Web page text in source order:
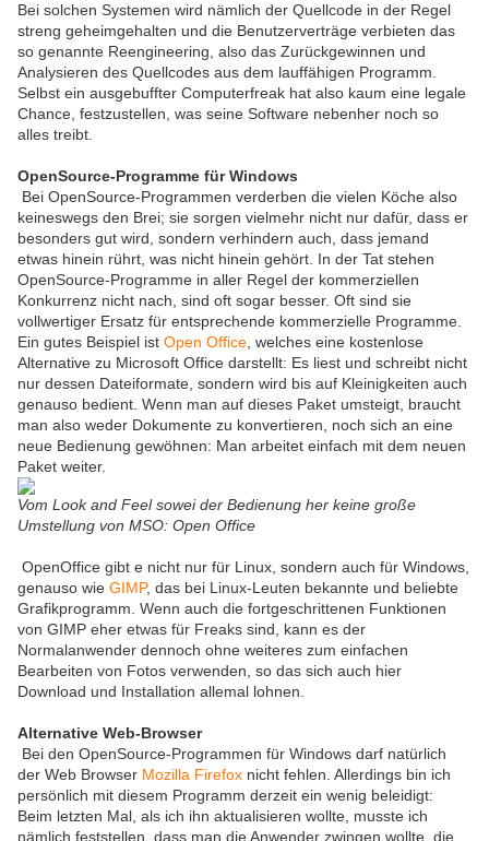
Bei solchen Systemen wird nämlich der Quellcode in der Regel
streng geheimgehalten und die Benutzerverträge verbieten das
so genannte Reengineering, also das Zurückgewinnen und
Analysieren des Quellcodes aus dem lauffähigen Programm.
Selbst ein ausgebuffter Computerfreak hat also kaum eine legale
Chance, festzustellen, was seine Software nebenher noch so
alles treibt.
OpenSource-Programme für Windows
Bei OpenSource-Programmen verderben die vielen Köche also
keineswegs den Brei; sie sorgen vielmehr nicht nur dafür, dass er
besonders gut wird, sondern verhindern auch, dass jemand
etwas hinein rührt, was nicht hinein gehört. In der Tat stehen
OpenSource-Programme in aller Regel der kommerziellen
Konkurrenz nicht nach, sind oft sogar besser. Oft sind sie
vollwertiger Ersatz für entsprechende kommerzielle Programme.
Ein gutes Beispiel ist Open Office , welches eine kostenlose
Alternative zu Microsoft Office darstellt: Es liest und schreibt nicht
nur dessen Dateiformate, sondern wird bis auf Kleinigkeiten auch
genauso bedient. Wenn man auf dieses Paket umsteigt, braucht
man also weder Dokumente zu konvertieren, noch sich an eine
neue Bedienung gewöhnen: Man arbeitet einfach mit dem neuen
Paket weiter.
Vom Look and Feel sowei der Bedienung her keine große
Umstellung von MSO: Open Office
OpenOffice gibt e nicht nur für Linux, sondern auch für Windows,
genauso wie GIMP, das bei Linux-Leuten bekannte und beliebte
Grafikprogramm. Wenn auch die fortgeschrittenen Funktionen
von GIMP eher etwas für Freaks sind, kann es der
Normalanwender dennoch ohne weiteres zum einfachen
Bearbeiten von Fotos verwenden, so das sich auch hier
Download und Installation allemal lohnen.
Alternative Web-Browser
Bei den OpenSource-Programmen für Windows darf natürlich
der Web Browser Mozilla Firefox nicht fehlen. Allerdings bin ich
persönlich mit diesem Programm derzeit ein wenig beleidigt:
Beim letzten Mal, als ich ihn aktualisieren wollte, musste ich
nämlich feststellen, dass man die Anwender zwingen wollte, die